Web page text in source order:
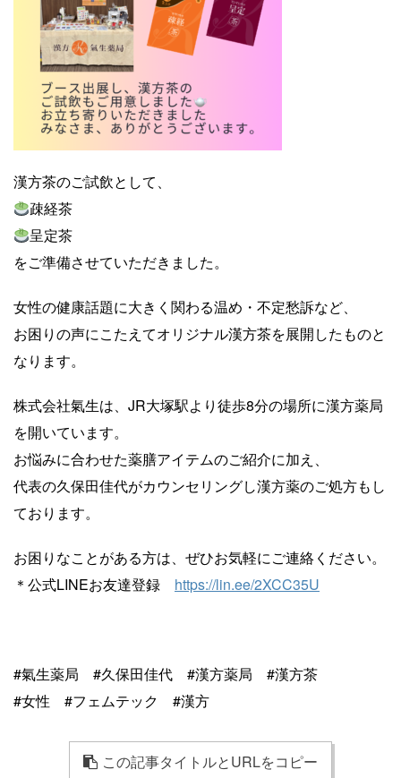
漢方茶のご試飲として、
疎経茶
呈定茶
をご準備させていただきました。
女性の健康話題に大きく関わる温め・不定愁訴など、
お困りの声にこたえてオリジナル漢方茶を展開したものと
なります。
株式会社氣生は、JR大塚駅より徒歩8分の場所に漢方薬局
を開いています。
お悩みに合わせた薬膳アイテムのご紹介に加え、
代表の久保田佳代がカウンセリングし漢方薬のご処方もし
ております。
お困りなことがある方は、ぜひお気軽にご連絡ください。
＊公式LINEお友達登録 https://lin.ee/2XCC35U
#氣生薬局 #久保田佳代 #漢方薬局 #漢方茶
#女性 #フェムテック #漢方
この記事タイトルとURLをコピー